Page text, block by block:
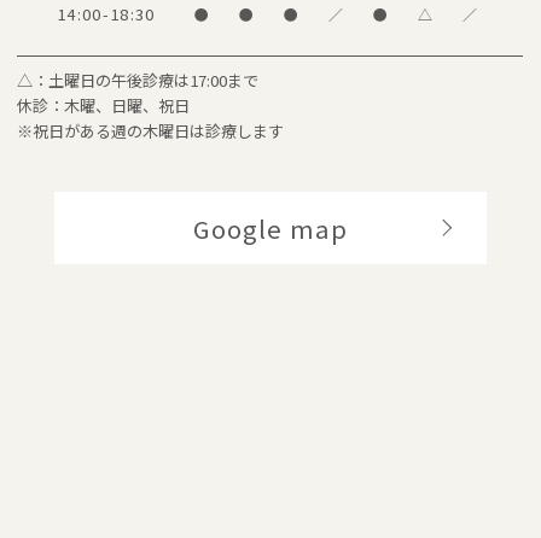
14:00-18:30 ● ● ● ／ ● △ ／
△：土曜日の午後診療は17:00まで
休診：木曜、日曜、祝日
※祝日がある週の木曜日は診療します
Google map